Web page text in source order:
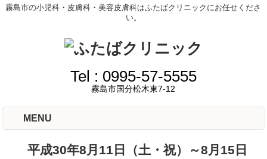
霧島市の小児科・皮膚科・美容皮膚科はふたばクリニックにお任せくださ
い。
Tel : 0995-57-5555
霧島市国分松木東7-12
MENU
平成30年8月11日（土・祝）～8月15日